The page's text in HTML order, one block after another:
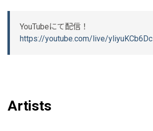
YouTubeにて配信！
https://youtube.com/live/yliyuKCb6Dc
Artists